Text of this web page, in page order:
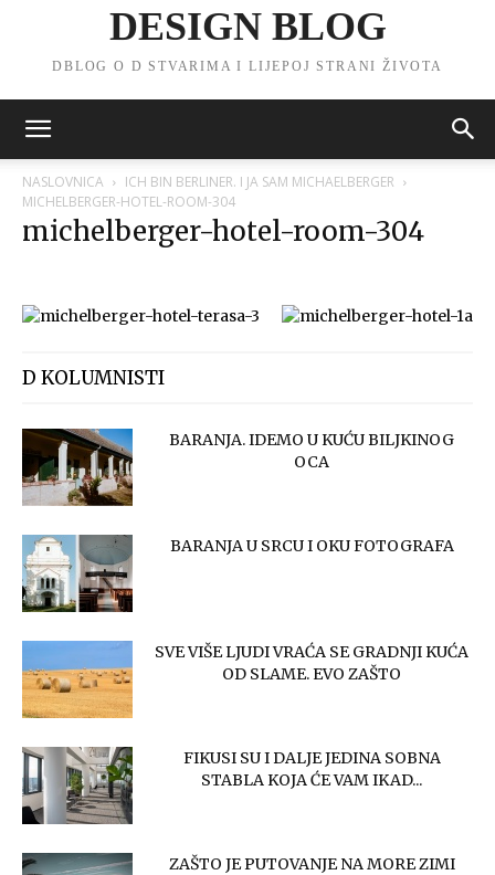
DESIGN BLOG
DBLOG O D STVARIMA I LIJEPOJ STRANI ŽIVOTA
NASLOVNICA
ICH BIN BERLINER. I JA SAM MICHAELBERGER
MICHELBERGER-HOTEL-ROOM-304
michelberger-hotel-room-304
D KOLUMNISTI
BARANJA. IDEMO U KUĆU BILJKINOG
OCA
BARANJA U SRCU I OKU FOTOGRAFA
SVE VIŠE LJUDI VRAĆA SE GRADNJI KUĆA
OD SLAME. EVO ZAŠTO
FIKUSI SU I DALJE JEDINA SOBNA
STABLA KOJA ĆE VAM IKAD...
ZAŠTO JE PUTOVANJE NA MORE ZIMI